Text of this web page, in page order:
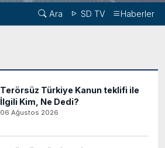
Ara SD TV Haberler
Terörsüz Türkiye Kanun teklifi ile
İlgili Kim, Ne Dedi?
06 Ağustos 2026